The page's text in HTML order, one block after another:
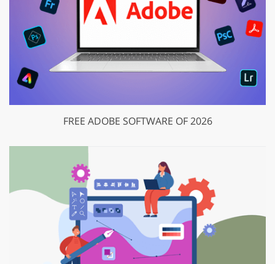
FREE ADOBE SOFTWARE OF 2026